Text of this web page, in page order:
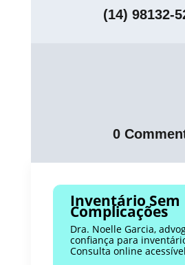
(14) 98132-
0
Inventário Sem
Complicações
Dra. Noelle Garcia,
confiança para
Consulta online